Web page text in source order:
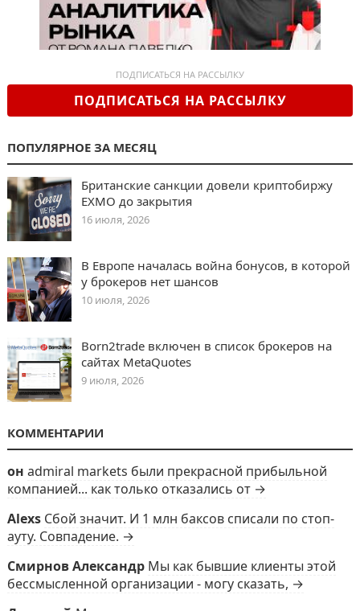
ПОДПИСАТЬСЯ НА РАССЫЛКУ
ПОДПИСАТЬСЯ НА РАССЫЛКУ
ПОПУЛЯРНОЕ ЗА МЕСЯЦ
Британские санкции довели криптобиржу
EXMO до закрытия
16 июля, 2026
В Европе началась война бонусов, в которой
у брокеров нет шансов
10 июля, 2026
Born2trade включен в список брокеров на
сайтах MetaQuotes
9 июля, 2026
КОММЕНТАРИИ
он admiral markets были прекрасной прибыльной
компанией... как только отказались от →
Alexs Сбой значит. И 1 млн баксов списали по стоп-
ауту. Совпадение. →
Смирнов Александр Мы как бывшие клиенты этой
бессмысленной организации - могу сказать, →